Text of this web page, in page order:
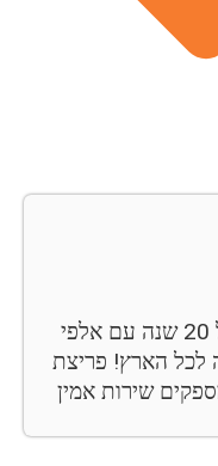
מנעולן בישראל בעל ניסיון של מעל 20 שנה עם אלפי
20 דקות הגעה לכל הארץ! פריצת
שירות אמין